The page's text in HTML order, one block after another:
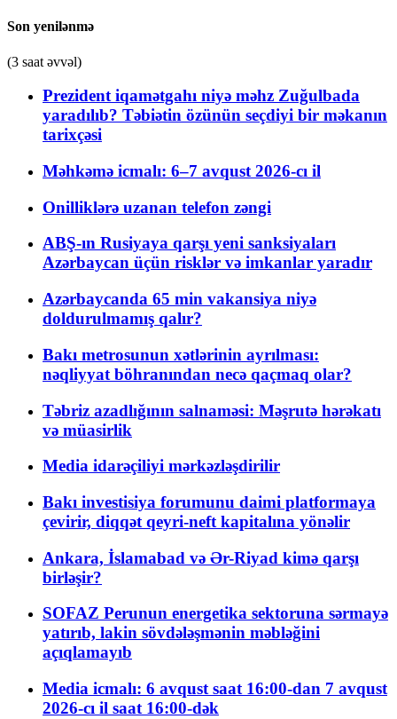
Son yenilənmə
(3 saat əvvəl)
Prezident iqamətgahı niyə məhz Zuğulbada
yaradılıb? Təbiətin özünün seçdiyi bir məkanın
tarixçəsi
Məhkəmə icmalı: 6–7 avqust 2026-cı il
Onilliklərə uzanan telefon zəngi
ABŞ-ın Rusiyaya qarşı yeni sanksiyaları
Azərbaycan üçün risklər və imkanlar yaradır
Azərbaycanda 65 min vakansiya niyə
doldurulmamış qalır?
Bakı metrosunun xətlərinin ayrılması:
nəqliyyat böhranından necə qaçmaq olar?
Təbriz azadlığının salnaməsi: Məşrutə hərəkatı
və müasirlik
Media idarəçiliyi mərkəzləşdirilir
Bakı investisiya forumunu daimi platformaya
çevirir, diqqət qeyri-neft kapitalına yönəlir
Ankara, İslamabad və Ər-Riyad kimə qarşı
birləşir?
SOFAZ Perunun energetika sektoruna sərmayə
yatırıb, lakin sövdələşmənin məbləğini
açıqlamayıb
Media icmalı: 6 avqust saat 16:00-dan 7 avqust
2026-cı il saat 16:00-dək